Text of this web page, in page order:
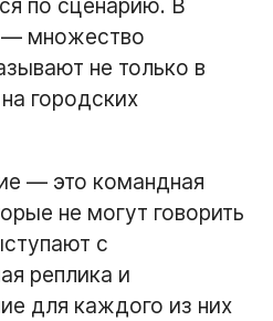
по сценарию. В
— множество
не только в
городских
— это командная
не могут говорить
с
реплика и
для каждого из них